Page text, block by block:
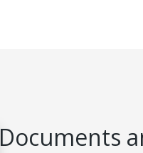
Documents